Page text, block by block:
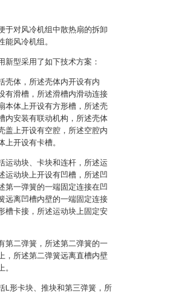
于对风冷机组中散热扇的拆卸
能风冷机组。
新型采用了如下技术方案：
壳体，所述壳体内开设有内
有滑槽，所述滑槽内滑动连接
本体上开设有方形槽，所述壳
内安装有联动机构，所述壳体
盖上开设有空腔，所述空腔内
上开设有卡槽。
运动块、卡块和连杆，所述运
运动块上开设有凹槽，所述凹
第一弹簧的一端固定连接在凹
远离凹槽内壁的一端固定连接
槽卡接，所述运动块上固定安
第二弹簧，所述第二弹簧的一
，所述第二弹簧远离直槽内壁
L形卡块、推块和第三弹簧，所